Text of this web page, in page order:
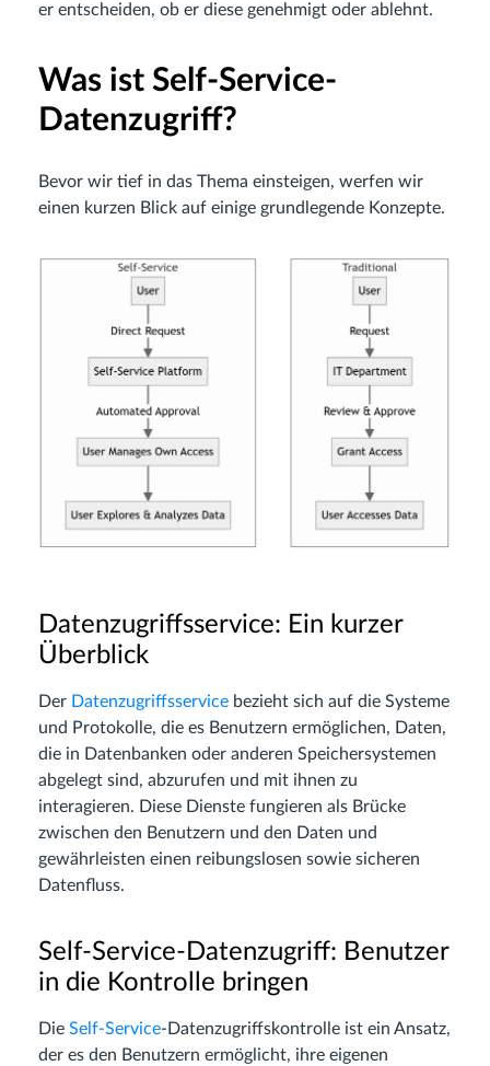
er entscheiden, ob er diese genehmigt oder ablehnt.
Was ist Self-Service-
Datenzugriff?
Bevor wir tief in das Thema einsteigen, werfen wir
einen kurzen Blick auf einige grundlegende Konzepte.
Datenzugriffsservice: Ein kurzer
Überblick
Der Datenzugriffsservice bezieht sich auf die Systeme
und Protokolle, die es Benutzern ermöglichen, Daten,
die in Datenbanken oder anderen Speichersystemen
abgelegt sind, abzurufen und mit ihnen zu
interagieren. Diese Dienste fungieren als Brücke
zwischen den Benutzern und den Daten und
gewährleisten einen reibungslosen sowie sicheren
Datenfluss.
Self-Service-Datenzugriff: Benutzer
in die Kontrolle bringen
Die Self-Service-Datenzugriffskontrolle ist ein Ansatz,
der es den Benutzern ermöglicht, ihre eigenen